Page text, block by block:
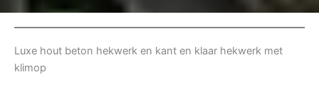
Luxe hout beton hekwerk en kant en klaar hekwerk met
klimop